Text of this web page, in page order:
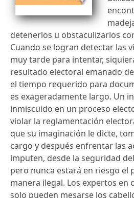
detenerlos u obstaculizarlos
Cuando se logran detectar las
muy tarde para intentar,
resultado electoral emanado
el tiempo requerido para
es exageradamente largo. Un
inmiscuido en un proceso
violar la reglamentación
que su imaginación le dicte,
cargo y después enfrentar las
imputen, desde la seguridad
pero nunca estará en riesgo el
manera ilegal. Los expertos en
solo pueden mesarse los